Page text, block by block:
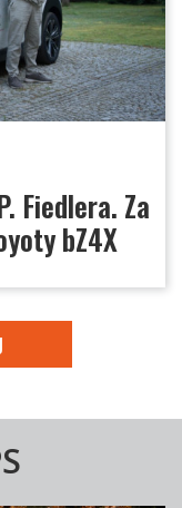
Fiedlera. Za
bZ4X